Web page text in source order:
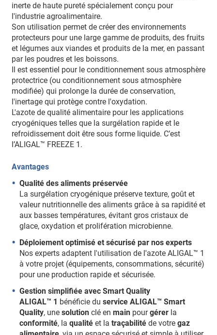
inerte de haute pureté spécialement conçu pour
l'industrie agroalimentaire.
Son utilisation permet de créer des environnements
protecteurs pour une large gamme de produits, des fruits
et légumes aux viandes et produits de la mer, en passant
par les poudres et les boissons.
Il est essentiel pour le conditionnement sous atmosphère
protectrice (ou conditionnement sous atmosphère
modifiée) qui prolonge la durée de conservation,
l'inertage qui protège contre l'oxydation.
L'azote de qualité alimentaire pour les applications
cryogéniques telles que la surgélation rapide et le
refroidissement doit être sous forme liquide. C’est
l’ALIGAL™ FREEZE 1.
Avantages
Qualité des aliments préservée
La surgélation cryogénique préserve texture, goût et
valeur nutritionnelle des aliments grâce à sa rapidité et
aux basses températures, évitant gros cristaux de
glace, oxydation et prolifération microbienne.
Déploiement optimisé et sécurisé par nos experts
Nos experts adaptent l'utilisation de l'azote ALIGAL™ 1
à votre projet (équipements, consommations, sécurité)
pour une production rapide et sécurisée.
Gestion simplifiée avec Smart Quality
ALIGAL™ 1 bénéficie du service ALIGAL™ Smart
Quality, une solution clé en main pourgérer la
conformité, la qualité et la traçabilité de votre gaz